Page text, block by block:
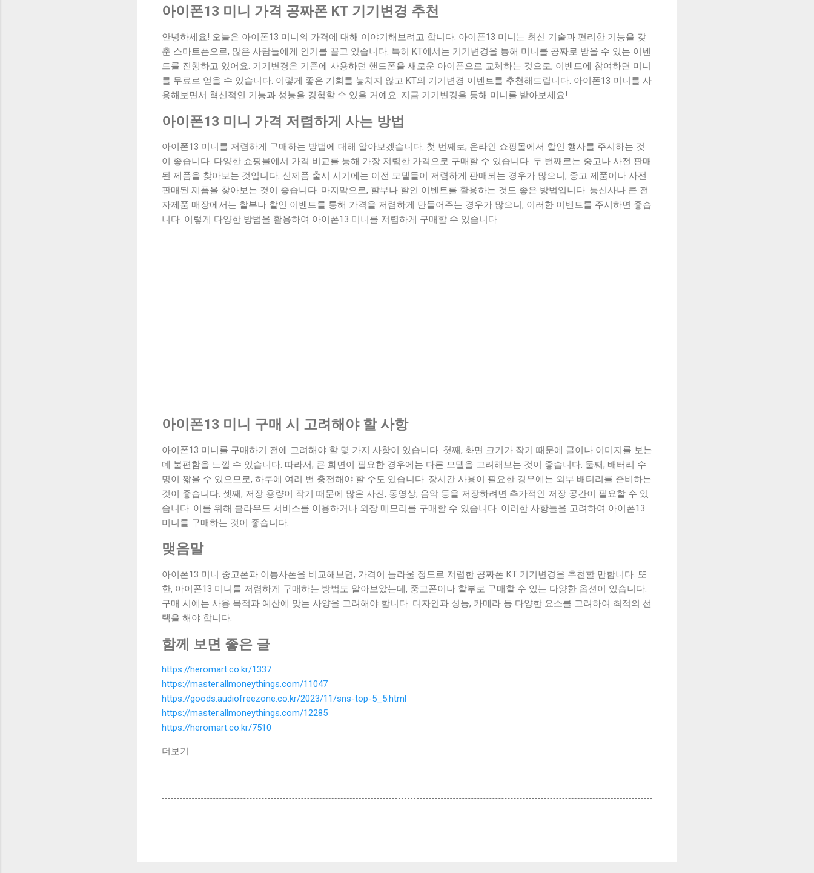
아이폰13 미니 가격 공짜폰 KT 기기변경 추천
안녕하세요! 오늘은 아이폰13 미니의 가격에 대해 이야기해보려고 합니다. 아이폰13 미니는 최신 기술과 편리한 기능을 갖
춘 스마트폰으로, 많은 사람들에게 인기를 끌고 있습니다. 특히 KT에서는 기기변경을 통해 미니를 공짜로 받을 수 있는 이벤
트를 진행하고 있어요. 기기변경은 기존에 사용하던 핸드폰을 새로운 아이폰으로 교체하는 것으로, 이벤트에 참여하면 미니
를 무료로 얻을 수 있습니다. 이렇게 좋은 기회를 놓치지 않고 KT의 기기변경 이벤트를 추천해드립니다. 아이폰13 미니를 사
용해보면서 혁신적인 기능과 성능을 경험할 수 있을 거예요. 지금 기기변경을 통해 미니를 받아보세요!
아이폰13 미니 가격 저렴하게 사는 방법
아이폰13 미니를 저렴하게 구매하는 방법에 대해 알아보겠습니다. 첫 번째로, 온라인 쇼핑몰에서 할인 행사를 주시하는 것
이 좋습니다. 다양한 쇼핑몰에서 가격 비교를 통해 가장 저렴한 가격으로 구매할 수 있습니다. 두 번째로는 중고나 사전 판매
된 제품을 찾아보는 것입니다. 신제품 출시 시기에는 이전 모델들이 저렴하게 판매되는 경우가 많으니, 중고 제품이나 사전
판매된 제품을 찾아보는 것이 좋습니다. 마지막으로, 할부나 할인 이벤트를 활용하는 것도 좋은 방법입니다. 통신사나 큰 전
자제품 매장에서는 할부나 할인 이벤트를 통해 가격을 저렴하게 만들어주는 경우가 많으니, 이러한 이벤트를 주시하면 좋습
니다. 이렇게 다양한 방법을 활용하여 아이폰13 미니를 저렴하게 구매할 수 있습니다.
아이폰13 미니 구매 시 고려해야 할 사항
아이폰13 미니를 구매하기 전에 고려해야 할 몇 가지 사항이 있습니다. 첫째, 화면 크기가 작기 때문에 글이나 이미지를 보는
데 불편함을 느낄 수 있습니다. 따라서, 큰 화면이 필요한 경우에는 다른 모델을 고려해보는 것이 좋습니다. 둘째, 배터리 수
명이 짧을 수 있으므로, 하루에 여러 번 충전해야 할 수도 있습니다. 장시간 사용이 필요한 경우에는 외부 배터리를 준비하는
것이 좋습니다. 셋째, 저장 용량이 작기 때문에 많은 사진, 동영상, 음악 등을 저장하려면 추가적인 저장 공간이 필요할 수 있
습니다. 이를 위해 클라우드 서비스를 이용하거나 외장 메모리를 구매할 수 있습니다. 이러한 사항들을 고려하여 아이폰13
미니를 구매하는 것이 좋습니다.
맺음말
아이폰13 미니 중고폰과 이통사폰을 비교해보면, 가격이 놀라울 정도로 저렴한 공짜폰 KT 기기변경을 추천할 만합니다. 또
한, 아이폰13 미니를 저렴하게 구매하는 방법도 알아보았는데, 중고폰이나 할부로 구매할 수 있는 다양한 옵션이 있습니다.
구매 시에는 사용 목적과 예산에 맞는 사양을 고려해야 합니다. 디자인과 성능, 카메라 등 다양한 요소를 고려하여 최적의 선
택을 해야 합니다.
함께 보면 좋은 글
https://heromart.co.kr/1337
https://master.allmoneythings.com/11047
https://goods.audiofreezone.co.kr/2023/11/sns-top-5_5.html
https://master.allmoneythings.com/12285
https://heromart.co.kr/7510
더보기